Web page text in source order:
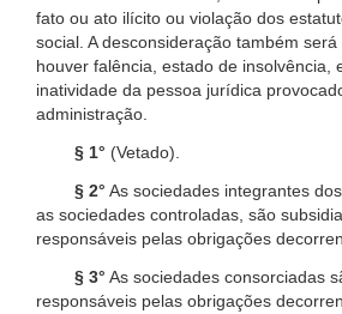
fato ou ato ilícito ou violação dos
social. A desconsideração também
houver falência, estado de insolvência,
inatividade da pessoa jurídica
administração.
§ 1° (Vetado).
§ 2° As sociedades integrantes
as sociedades controladas, são
responsáveis pelas obrigações
§ 3° As sociedades consorciadas
responsáveis pelas obrigações